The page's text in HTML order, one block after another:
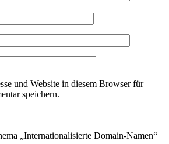
und Website in diesem Browser für
speichern.
„Internationalisierte Domain-Namen“